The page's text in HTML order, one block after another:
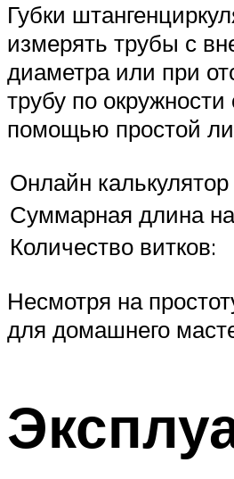
Губки
измерять трубы с
диаметра или при
трубу по
помощью простой
Онлайн
Суммарная длина
Количество витков:
Несмотря на
для домашнего